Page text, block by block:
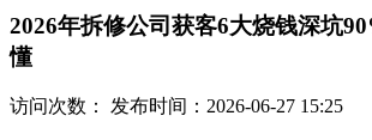
2026年拆修公司获客6大烧钱深坑
懂
访问次数： 发布时间：2026-06-27 15:25